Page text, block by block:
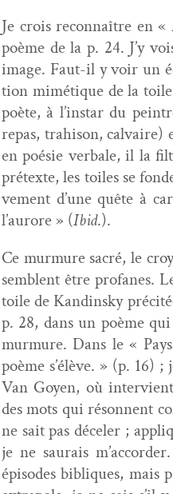
Je crois recon­naître en
poème de la p. 24. J’y
image. Faut-il y voir un
tion mimé­tique de la
poète, à l’instar du
repas, trahi­son, cal­vaire)
en poésie ver­bale, il la
pré­texte, les toiles se
ve­ment d’une quête à
l’aurore » (Ibid.).
Ce mur­mure sacré, le
sem­blent être pro­fanes.
toile de Kandin­sky
p. 28, dans un poème
mur­mure. Dans le «
poème s’élève. » (p. 16)
Van Goyen, où
des mots qui réson­nent
ne sait pas décel­er ;
je ne saurais
épisodes bibliques, mais